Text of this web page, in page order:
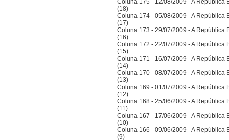
Coluna 175 - 12/08/2009 - A República
(18)
Coluna 174 - 05/08/2009 - A República
(17)
Coluna 173 - 29/07/2009 - A República
(16)
Coluna 172 - 22/07/2009 - A República
(15)
Coluna 171 - 16/07/2009 - A República
(14)
Coluna 170 - 08/07/2009 - A República
(13)
Coluna 169 - 01/07/2009 - A República
(12)
Coluna 168 - 25/06/2009 - A República
(11)
Coluna 167 - 17/06/2009 - A República
(10)
Coluna 166 - 09/06/2009 - A República
(9)